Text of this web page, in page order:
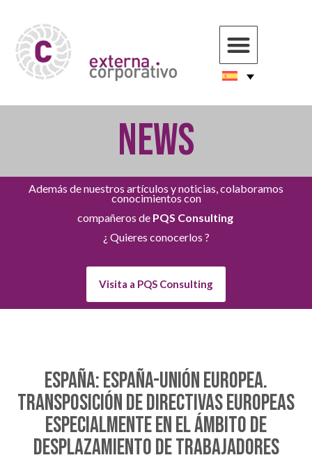
NEWS
Además de nuestros artículos y noticias, colaboramos
conocimientos con
compañeros de PQS Consulting
¿ Quieres conocerlos ?
Visita a PQS Consulting
ESPAÑA: ESPAÑA-UNIÓN EUROPEA.
Transposición de Directivas Europeas
especialmente en el ámbito de
desplazamiento de trabajadores